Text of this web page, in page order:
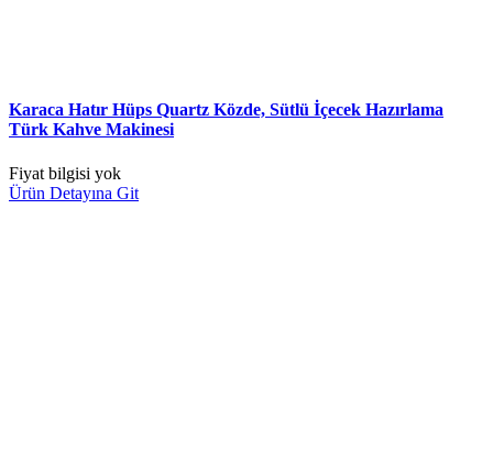
Karaca Hatır Hüps Quartz Közde, Sütlü İçecek Hazırlama
Türk Kahve Makinesi
Fiyat bilgisi yok
Ürün Detayına Git